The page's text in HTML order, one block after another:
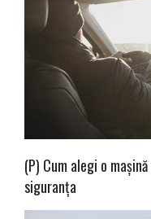
(P) Cum alegi o
siguranța